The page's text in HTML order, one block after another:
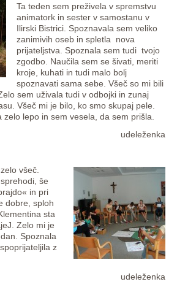
Ta teden sem preživela v spremstvu
animatork in sester v samostanu v
Ilirski Bistrici. Spoznavala sem veliko
zanimivih oseb in spletla nova
prijateljstva. Spoznala sem tudi tvojo
zgodbo. Naučila sem se šivati, meriti
kroje, kuhati in tudi malo bolj
spoznavati sama sebe. Všeč so mi bili
sem uživala tudi v odbojki in zunaj
Všeč mi je bilo, ko smo skupaj pele.
zelo lepo in sem vesela, da sem prišla.
udeleženka
všeč.
še
in pri
dobre, sploh
sta
Zelo mi je
Spoznala
z
udeleženka